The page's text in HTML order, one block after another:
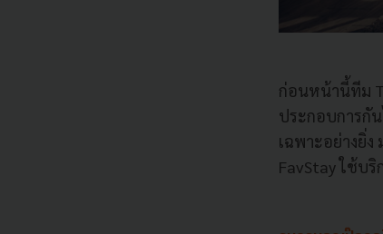
ก่อนหน้านี้ทีม
ประกอบการกั
เฉพาะอย่างยิ่
FavStay ใช้บ